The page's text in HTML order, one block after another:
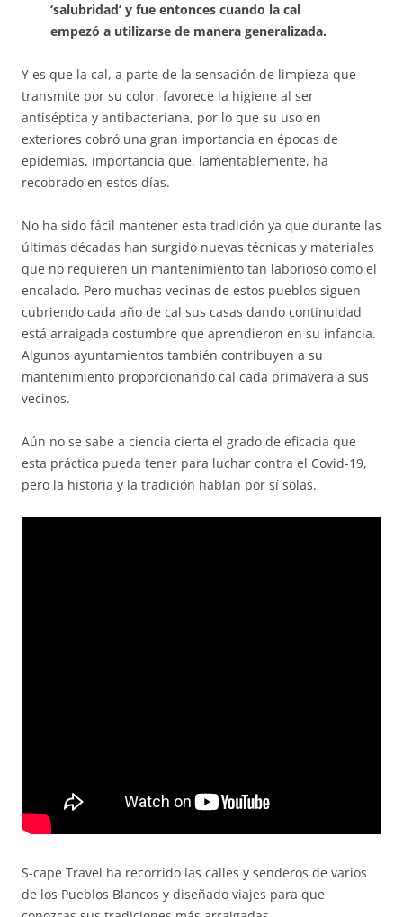
‘salubridad’ y fue entonces cuando la cal
empezó a utilizarse de manera generalizada.
Y es que la cal, a parte de la sensación de limpieza que
transmite por su color, favorece la higiene al ser
antiséptica y antibacteriana, por lo que su uso en
exteriores cobró una gran importancia en épocas de
epidemias, importancia que, lamentablemente, ha
recobrado en estos días.
No ha sido fácil mantener esta tradición ya que durante las
últimas décadas han surgido nuevas técnicas y materiales
que no requieren un mantenimiento tan laborioso como el
encalado. Pero muchas vecinas de estos pueblos siguen
cubriendo cada año de cal sus casas dando continuidad
está arraigada costumbre que aprendieron en su infancia.
Algunos ayuntamientos también contribuyen a su
mantenimiento proporcionando cal cada primavera a sus
vecinos.
Aún no se sabe a ciencia cierta el grado de eficacia que
esta práctica pueda tener para luchar contra el Covid-19,
pero la historia y la tradición hablan por sí solas.
S-cape Travel ha recorrido las calles y senderos de varios
de los Pueblos Blancos y diseñado viajes para que